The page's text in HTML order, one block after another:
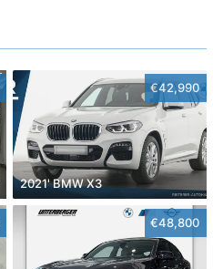
€42,990
2021' BMW X3
€48,800